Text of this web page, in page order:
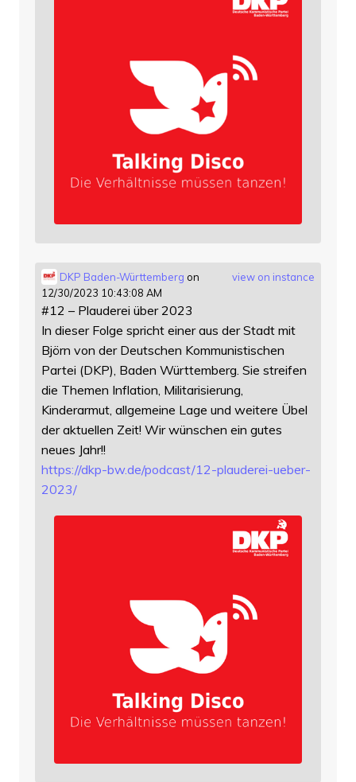
view on instance
DKP Baden-Württemberg on
12/30/2023 10:43:08 AM
#12 – Plauderei über 2023
In dieser Folge spricht einer aus der Stadt mit
Björn von der Deutschen Kommunistischen
Partei (DKP), Baden Württemberg. Sie streifen
die Themen Inflation, Militarisierung,
Kinderarmut, allgemeine Lage und weitere Übel
der aktuellen Zeit! Wir wünschen ein gutes
neues Jahr!!
https://dkp-bw.de/podcast/12-plauderei-ueber-
2023/